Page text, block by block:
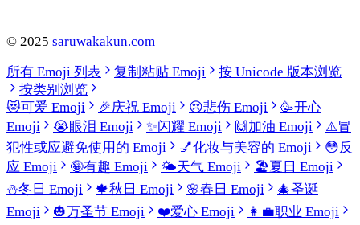
© 2025 saruwakakun.com
所有 Emoji 列表
复制粘贴 Emoji
按 Unicode 版本浏览
按类别浏览
😻可爱 Emoji 🎉庆祝 Emoji 😢悲伤 Emoji 🥳开心
Emoji
😭眼泪 Emoji ✨闪耀 Emoji 🙌加油 Emoji ⚠️冒
犯性或应避免使用的 Emoji
💅化妆与美容的 Emoji 😳反
应 Emoji
🤪有趣 Emoji 🌤️天气 Emoji 🏖️夏日 Emoji
⛄冬日 Emoji 🍁秋日 Emoji 🌸春日 Emoji 🎄圣诞
Emoji
🎃万圣节 Emoji ❤️爱心 Emoji 👩‍💼职业 Emoji